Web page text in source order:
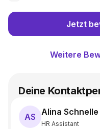
Jetzt
Weitere
Deine
AS Alina Schnelle
HR Assistant